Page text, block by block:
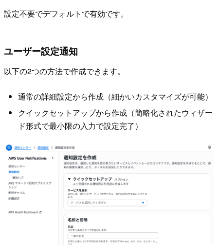
設定不要でデフォルトで有効です。
ユーザー設定通知
以下の2つの方法で作成できます。
通常の詳細設定から作成（細かいカスタマイズが可能）
クイックセットアップから作成（簡略化されたウィザー
ド形式で最小限の入力で設定完了）